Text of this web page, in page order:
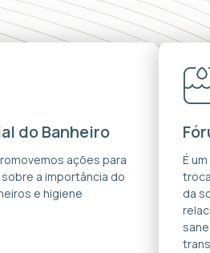
do Banheiro
ações para
a importância do
e higiene
É
da